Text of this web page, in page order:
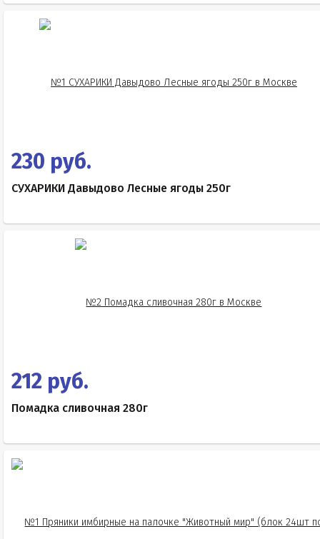
230 руб.
СУХАРИКИ Давыдово Лесные ягоды 250г
212 руб.
Помадка сливочная 280г